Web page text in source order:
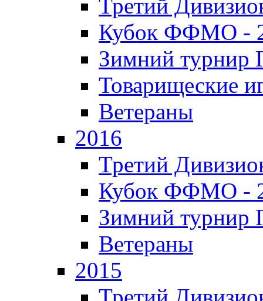
Третий
Кубок ФФМО -
Зимний турнир
Товарищеские
Ветераны
2016
Третий
Кубок ФФМО -
Зимний турнир
Ветераны
2015